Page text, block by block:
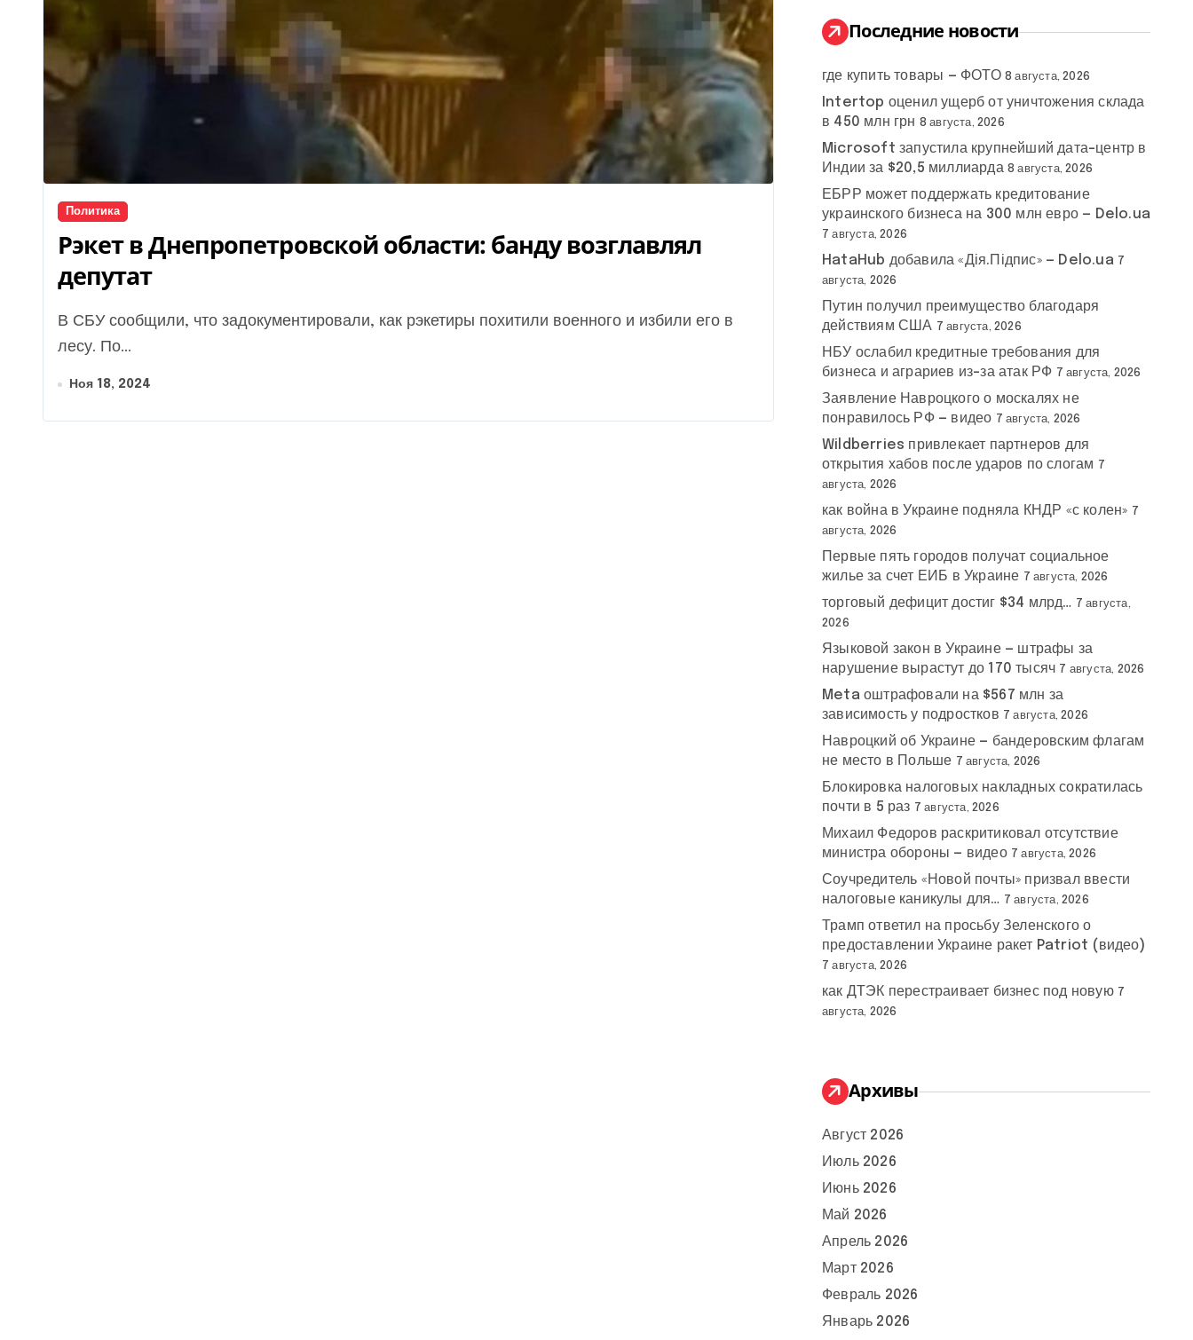
Политика
Рэкет в Днепропетровской области: банду возглавлял
депутат
В СБУ сообщили, что задокументировали, как рэкетиры похитили военного и избили его в
лесу. По...
Ноя 18, 2024
:
Последние новости
где купить товары — ФОТО 8 августа, 2026
Intertop оценил ущерб от уничтожения склада
в 450 млн грн 8 августа, 2026
Microsoft запустила крупнейший дата-центр в
Индии за $20,5 миллиарда 8 августа, 2026
ЕБРР может поддержать кредитование
украинского бизнеса на 300 млн евро — Delo.ua
7 августа, 2026
HataHub добавила «Дія.Підпис» — Delo.ua 7
августа, 2026
Путин получил преимущество благодаря
действиям США 7 августа, 2026
НБУ ослабил кредитные требования для
бизнеса и аграриев из-за атак РФ 7 августа, 2026
Заявление Навроцкого о москалях не
понравилось РФ — видео 7 августа, 2026
Wildberries привлекает партнеров для
открытия хабов после ударов по слогам 7
августа, 2026
как война в Украине подняла КНДР «с колен» 7
августа, 2026
Первые пять городов получат социальное
жилье за счет ЕИБ в Украине 7 августа, 2026
торговый дефицит достиг $34 млрд… 7 августа,
2026
Языковой закон в Украине — штрафы за
нарушение вырастут до 170 тысяч 7 августа, 2026
Meta оштрафовали на $567 млн за
зависимость у подростков 7 августа, 2026
Навроцкий об Украине — бандеровским флагам
не место в Польше 7 августа, 2026
Блокировка налоговых накладных сократилась
почти в 5 раз 7 августа, 2026
Михаил Федоров раскритиковал отсутствие
министра обороны — видео 7 августа, 2026
Соучредитель «Новой почты» призвал ввести
налоговые каникулы для… 7 августа, 2026
Трамп ответил на просьбу Зеленского о
предоставлении Украине ракет Patriot (видео)
7 августа, 2026
как ДТЭК перестраивает бизнес под новую 7
августа, 2026
Архивы
Август 2026
Июль 2026
Июнь 2026
Май 2026
Апрель 2026
Март 2026
Февраль 2026
Январь 2026